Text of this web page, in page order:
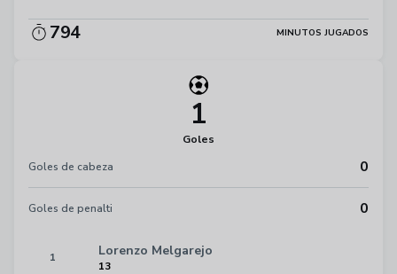
794 MINUTOS JUGADOS
1
Goles
Goles de cabeza
0
Goles de penalti 0
1 Lorenzo Melgarejo
13